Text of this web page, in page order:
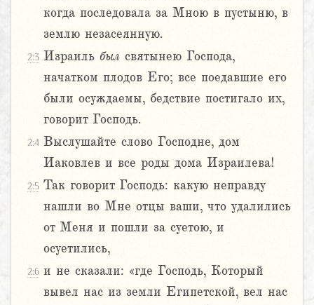
когда последовала за Мною в пустыню, в
землю незасеянную.
2:3 Израиль был святынею Господа,
начатком плодов Его; все поедавшие его
были осуждаемы, бедствие постигало их,
говорит Господь.
2:4 Выслушайте слово Господне, дом
Иаковлев и все роды дома Израилева!
2:5 Так говорит Господь: какую неправду
нашли во Мне отцы ваши, что удалились
от Меня и пошли за суетою, и
осуетились,
2:6 и не сказали: «где Господь, Который
вывел нас из земли Египетской, вел нас